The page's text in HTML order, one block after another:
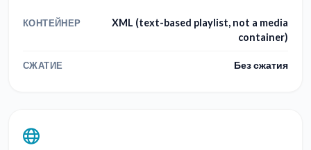
КОНТЕЙНЕР
XML (text-based playlist, not a media
container)
СЖАТИЕ Без сжатия